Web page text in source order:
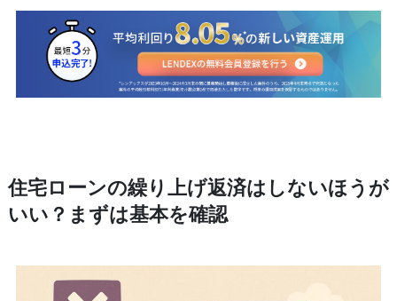
住宅ローンの繰り上げ返済はしないほうが
いい？まずは基本を確認